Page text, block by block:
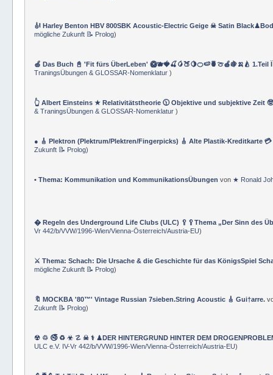
🎻 Harley Benton HBV 800SBK Acoustic-Electric Geige ☠ Satin
mögliche Zukunft 📝 Prolog)
🍏 Das Buch 📓 'Fit fürs ÜberLeben' 🥝🫐🍓🍒🥭🍑🍋🍊🍉🍍🍈🍎🍇🍌🍐 1.Teil
TraningsÜbungen & GLOSSAR-Nomenklatur)
👆 Albert Einsteins ★ Relativitätstheorie 🕦 Objektive und subjektive Zeit
& TraningsÜbungen & GLOSSAR-Nomenklatur)
● 🎸 Plektron (Plektrum/Plektren/Fingerpicks) 🎸 Alte Plastik-Kreditkarte
Zukunft 📝 Prolog)
• Thema: Kommunikation und KommunikationsÜbungen von ★ Ronald
� Regeln des Underground Life Clubs (ULC) 🥄🥄Thema „Der Sinn des
Vr 442/b/VVW/1996-Wien/Vienna-Österreich/Austria-EU)
⚔ Thema: Schach: Die Ursache & die Geschichte für das KönigsSpiel
mögliche Zukunft 📝 Prolog)
🔖 MOCKBA '80™' Vintage Russian 7sieben.String Acoustic 🎸 Gui†arre.
Zukunft 📝 Prolog)
☢ ♲ 🚭 ♻ ☣ ☡ ☠ ⚕ ♟DER HINTERGRUND HINTER DEM
ULC e.V. IV-Vr 442/b/VVW/1996-Wien/Vienna-Österreich/Austria-EU)